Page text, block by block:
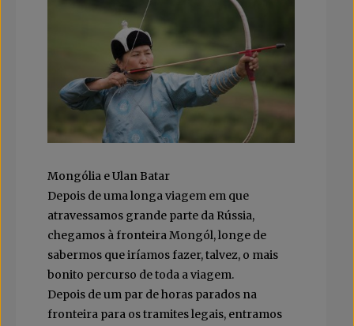
Mongólia e Ulan Batar
Depois de uma longa viagem em que
atravessamos grande parte da Rússia,
chegamos à fronteira Mongól, longe de
sabermos que iríamos fazer, talvez, o mais
bonito percurso de toda a viagem.
Depois de um par de horas parados na
fronteira para os tramites legais, entramos